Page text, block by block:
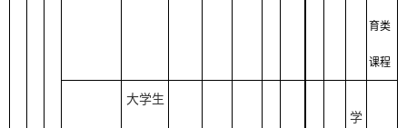
育类
课程
大学生
学